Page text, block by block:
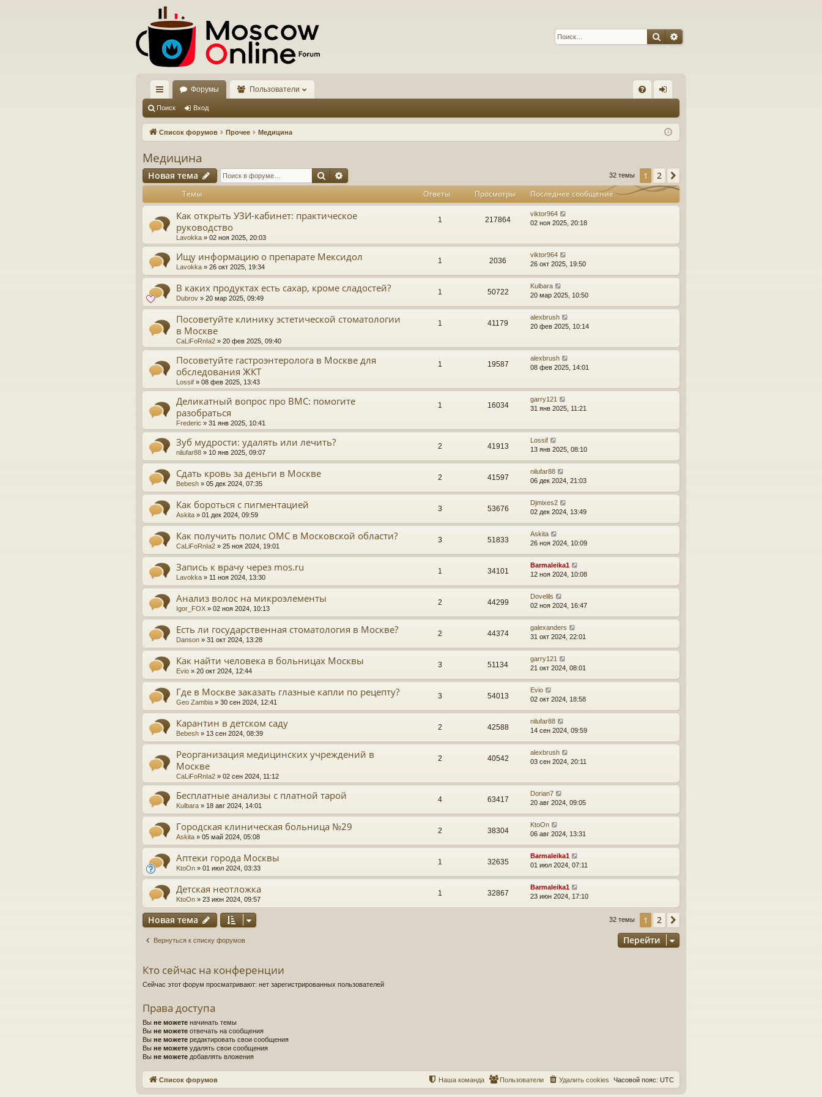
ПоискРасширенный поиск
с
ы
и
Форумы Пользователи
Q д
Поиск Вход
Список форумов Прочее Медицина
Медицина
Новая тема Поиск 32 темы 1 2
Темы Ответы Просмотры Последнее сообщение
Как открыть УЗИ-кабинет: практическое
руководство
Lavokka » 02 ноя 2025, 20:03
1 217864
viktor964
02 ноя 2025, 20:18
Ищу информацию о препарате Мексидол
Lavokka » 26 окт 2025, 19:34
1 2036
viktor964
26 окт 2025, 19:50
В каких продуктах есть сахар, кроме сладостей?
Dubrov » 20 мар 2025, 09:49
1 50722
Kulbara
20 мар 2025, 10:50
Посоветуйте клинику эстетической стоматологии
в Москве
CaLiFoRnIa2 » 20 фев 2025, 09:40
1 41179
alexbrush
20 фев 2025, 10:14
Посоветуйте гастроэнтеролога в Москве для
обследования ЖКТ
Lossif » 08 фев 2025, 13:43
1 19587
alexbrush
08 фев 2025, 14:01
Деликатный вопрос про ВМС: помогите
разобраться
Frederic » 31 янв 2025, 10:41
1 16034
garry121
31 янв 2025, 11:21
Зуб мудрости: удалять или лечить?
nilufar88 » 10 янв 2025, 09:07
2 41913
Lossif
13 янв 2025, 08:10
Сдать кровь за деньги в Москве
Bebesh » 05 дек 2024, 07:35
2 41597
nilufar88
06 дек 2024, 21:03
Как бороться с пигментацией
Askita » 01 дек 2024, 09:59
3 53676
Djmixes2
02 дек 2024, 13:49
Как получить полис ОМС в Московской области?
CaLiFoRnIa2 » 25 ноя 2024, 19:01
3 51833
Askita
26 ноя 2024, 10:09
Запись к врачу через mos.ru
Lavokka » 11 ноя 2024, 13:30
1 34101
Barmaleika1
12 ноя 2024, 10:08
Анализ волос на микроэлементы
Igor_FOX » 02 ноя 2024, 10:13
2 44299
Dovelils
02 ноя 2024, 16:47
Есть ли государственная стоматология в Москве?
Danson » 31 окт 2024, 13:28
2 44374
galexanders
31 окт 2024, 22:01
Как найти человека в больницах Москвы
Evio » 20 окт 2024, 12:44
3 51134
garry121
21 окт 2024, 08:01
Где в Москве заказать глазные капли по рецепту?
Geo Zambia » 30 сен 2024, 12:41
3 54013
Evio
02 окт 2024, 18:58
Карантин в детском саду
Bebesh » 13 сен 2024, 08:39
2 42588
nilufar88
14 сен 2024, 09:59
Реорганизация медицинских учреждений в
Москве
CaLiFoRnIa2 » 02 сен 2024, 11:12
2 40542
alexbrush
03 сен 2024, 20:11
Бесплатные анализы с платной тарой
Kulbara » 18 авг 2024, 14:01
4 63417
Dorian7
20 авг 2024, 09:05
Городская клиническая больница №29
Askita » 05 май 2024, 05:08
2 38304
KtoOn
06 авг 2024, 13:31
Аптеки города Москвы
KtoOn » 01 июл 2024, 03:33
1 32635
Barmaleika1
01 июл 2024, 07:11
Детская неотложка
KtoOn » 23 июн 2024, 09:57
1 32867
Barmaleika1
23 июн 2024, 17:10
Новая тема 32 темы 1 2
Вернуться к списку форумов Перейти
Кто сейчас на конференции
Сейчас этот форум просматривают: нет зарегистрированных пользователей
Права доступа
Вы не можете начинать темы
Вы не можете отвечать на сообщения
Вы не можете редактировать свои сообщения
Вы не можете удалять свои сообщения
Вы не можете добавлять вложения
Список форумов Часовой пояс: UTC
Удалить cookies
Пользователи
Наша команда